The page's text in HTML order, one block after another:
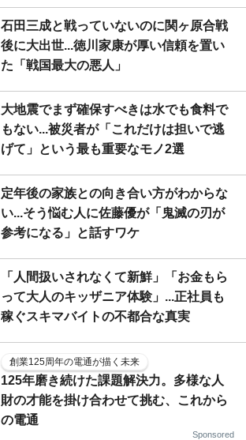
石田三成と戦っていないのに関ヶ原合戦
後に大出世...徳川家康が厚い信頼を置い
た「戦国最大の悪人」
大地震でまず確保すべきは水でも食料で
もない...被災者が「これだけは担いで逃
げて」という最も重要なモノ2選
定年後の家族との向き合い方がわからな
い...そう悩む人に佐藤優が「鬼滅の刃が
参考になる」と話すワケ
「人間扱いされなくて新鮮」「お金もら
って大人のキッザニア体験」...正社員も
稼ぐスキマバイトの不都合な真実
創業125周年の電通が描く未来
125年磨き続けた課題解決力。多様な人
財の才能を掛け合わせて挑む、これから
の電通
Sponsored